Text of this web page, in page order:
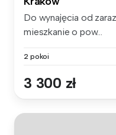
Do wynajęcia od
mieszkanie o pow...
2 pokoi
3 300 zł